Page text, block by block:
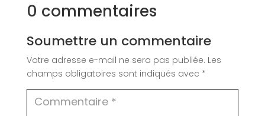
0 commentaires
Soumettre un commentaire
Votre adresse e-mail ne sera pas publiée. Les
champs obligatoires sont indiqués avec *